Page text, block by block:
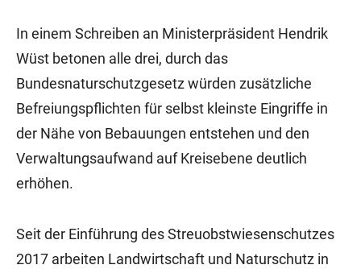
In einem Schreiben an Ministerpräsident Hendrik
Wüst betonen alle drei, durch das
Bundesnaturschutzgesetz würden zusätzliche
Befreiungspflichten für selbst kleinste Eingriffe in
der Nähe von Bebauungen entstehen und den
Verwaltungsaufwand auf Kreisebene deutlich
erhöhen.
Seit der Einführung des Streuobstwiesenschutzes
2017 arbeiten Landwirtschaft und Naturschutz in